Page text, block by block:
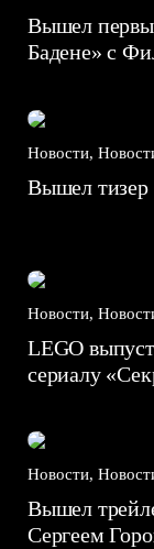
Вышел
Бадене» с
Новости,
Вышел тизер
Новости,
LEGO
сериалу
Новости,
Вышел
Сергеем